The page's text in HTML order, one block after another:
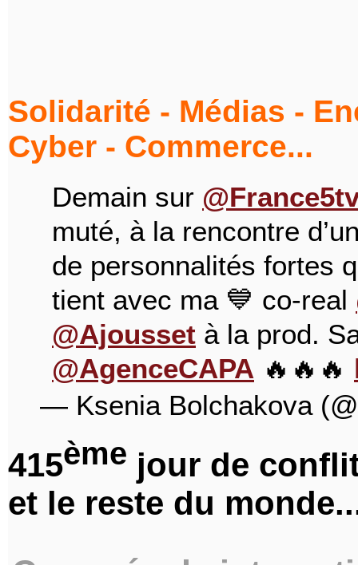
Solidarité - Médias -
Cyber - Commerce...
Demain sur
muté, à la rencontre
de personnalités fortes
tient avec ma 💙 co-real
@Ajousset à la prod.
@AgenceCAPA 🔥🔥🔥
— Ksenia Bolchakova
415ème jour de
et le reste du